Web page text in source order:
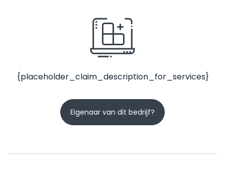
{placeholder_claim_description_for_services}
Eigenaar van dit bedrijf?